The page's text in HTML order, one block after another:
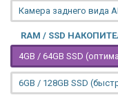
Камера заднего вида
RAM / SSD
4GB / 64GB SSD
6GB / 128GB SSD